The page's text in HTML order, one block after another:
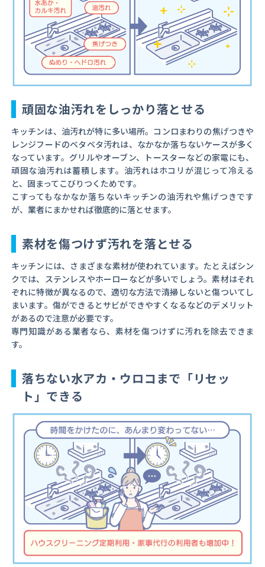
頑固な油汚れをしっかり落とせる
キッチンは、油汚れが特に多い場所。コンロまわりの焦げつきや
レンジフードのベタベタ汚れは、なかなか落ちないケースが多く
なっています。グリルやオーブン、トースターなどの家電にも、
頑固な油汚れは蓄積します。油汚れはホコリが混じって冷える
と、固まってこびりつくためです。
こすってもなかなか落ちないキッチンの油汚れや焦げつきです
が、業者にまかせれば徹底的に落とせます。
素材を傷つけず汚れを落とせる
キッチンには、さまざまな素材が使われています。たとえばシン
クでは、ステンレスやホーローなどが多いでしょう。素材はそれ
ぞれに特徴が異なるので、適切な方法で清掃しないと傷ついてし
まいます。傷ができるとサビができやすくなるなどのデメリット
があるので注意が必要です。
専門知識がある業者なら、素材を傷つけずに汚れを除去できま
す。
落ちない水アカ・ウロコまで「リセッ
ト」できる